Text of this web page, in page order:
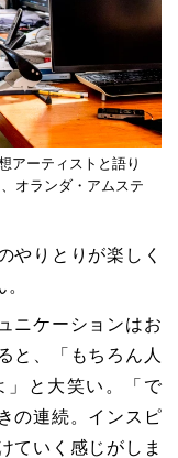
アーティストと語り
オランダ・アムステ
やりとりが楽しく
ニケーションはお
と、「もちろん人
」と大笑い。「で
の連続。インスピ
ていく感じがしま